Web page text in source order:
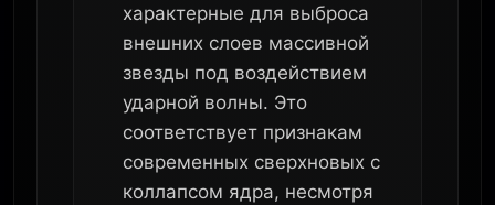
характерные для выброса
внешних слоев массивной
звезды под воздействием
ударной волны. Это
соответствует признакам
современных сверхновых с
коллапсом ядра, несмотря